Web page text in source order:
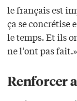
le français est
ça se concrétise
le temps. Et ils
ne l’ont pas fait.»
Renforcer